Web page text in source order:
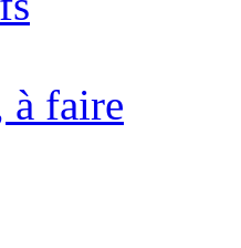
à faire